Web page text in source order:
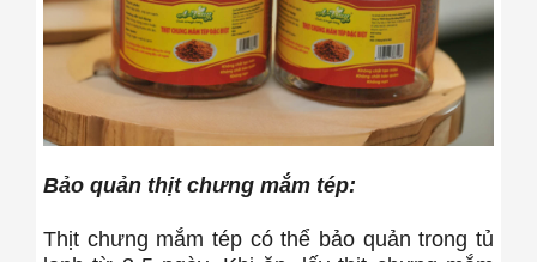
Bảo quản thịt chưng mắm tép:
Thịt chưng mắm tép có thể bảo quản trong tủ